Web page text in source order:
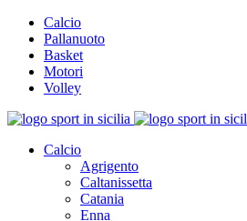
Calcio
Pallanuoto
Basket
Motori
Volley
Calcio
Agrigento
Caltanissetta
Catania
Enna